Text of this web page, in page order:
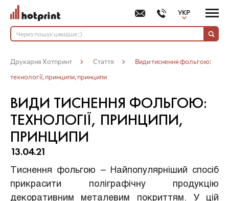
УКР
РУС
Друкарня Хотпринт Стаття
Види тиснення фольгою:
технології, принципи, принципи
ВИДИ ТИСНЕННЯ ФОЛЬГОЮ:
ТЕХНОЛОГІЇ, ПРИНЦИПИ,
ПРИНЦИПИ
13.04.21
Тиснення фольгою – Найпопулярніший спосіб
прикрасити поліграфічну продукцію
декоративним металевим покриттям. У цій